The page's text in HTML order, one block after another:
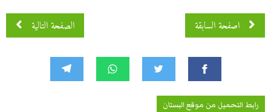
اصفحة السابقة اصفحة 3 من 5 الصفحة التالية
رابط التحميل من موقع البستان